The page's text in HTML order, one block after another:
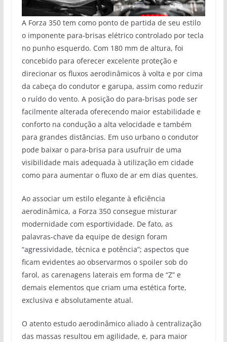
A Forza 350 tem como ponto de partida de seu estilo
o imponente para-brisas elétrico controlado por tecla
no punho esquerdo. Com 180 mm de altura, foi
concebido para oferecer excelente proteção e
direcionar os fluxos aerodinâmicos à volta e por cima
da cabeça do condutor e garupa, assim como reduzir
o ruído do vento. A posição do para-brisas pode ser
facilmente alterada oferecendo maior estabilidade e
conforto na condução a alta velocidade e também
para grandes distâncias. Em uso urbano o condutor
pode baixar o para-brisa para usufruir de uma
visibilidade mais adequada à utilização em cidade
como para aumentar o fluxo de ar em dias quentes.
Ao associar um estilo elegante à eficiência
aerodinâmica, a Forza 350 consegue misturar
modernidade com esportividade. De fato, as
palavras-chave da equipe de design foram
“agressividade, técnica e potência”; aspectos que
ficam evidentes ao observarmos o spoiler sob do
farol, as carenagens laterais em forma de “Z” e
demais elementos que criam uma estética forte,
exclusiva e absolutamente atual.
O atento estudo aerodinâmico aliado à centralização
das massas resultou em agilidade, e, para maior